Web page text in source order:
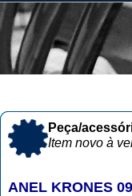
Peça/
Item novo à
ANEL KRONES